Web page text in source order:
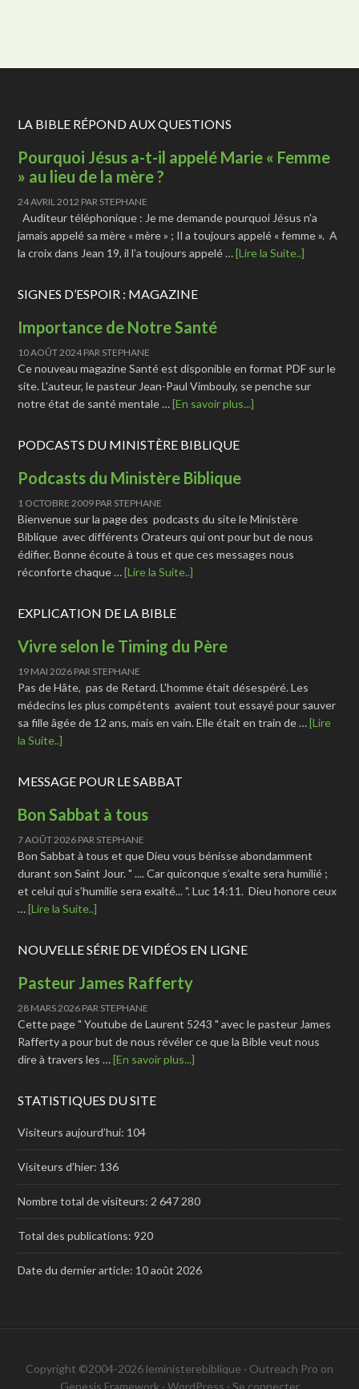
LA BIBLE RÉPOND AUX QUESTIONS
Pourquoi Jésus a-t-il appelé Marie « Femme
» au lieu de la mère ?
24 AVRIL 2012 PAR STEPHANE
Auditeur téléphonique : Je me demande pourquoi Jésus n'a
jamais appelé sa mère « mère » ; Il a toujours appelé « femme ». A
la croix dans Jean 19, il l’a toujours appelé …[Lire la Suite..]
SIGNES D’ESPOIR : MAGAZINE
Importance de Notre Santé
10 AOÛT 2024PAR STEPHANE
Ce nouveau magazine Santé est disponible en format PDF sur le
site. L'auteur, le pasteur Jean-Paul Vimbouly, se penche sur
notre état de santé mentale …[En savoir plus...]
PODCASTS DU MINISTÈRE BIBLIQUE
Podcasts du Ministère Biblique
1 OCTOBRE 2009 PAR STEPHANE
Bienvenue sur la page des podcasts du site le Ministère
Biblique avec différents Orateurs qui ont pour but de nous
édifier. Bonne écoute à tous et que ces messages nous
réconforte chaque …[Lire la Suite..]
EXPLICATION DE LA BIBLE
Vivre selon le Timing du Père
19 MAI 2026 PAR STEPHANE
Pas de Hâte, pas de Retard. L'homme était désespéré. Les
médecins les plus compétents avaient tout essayé pour sauver
sa fille âgée de 12 ans, mais en vain. Elle était en train de …[Lire
la Suite..]
MESSAGE POUR LE SABBAT
Bon Sabbat à tous
7 AOÛT 2026 PAR STEPHANE
Bon Sabbat à tous et que Dieu vous bénisse abondamment
durant son Saint Jour. " .... Car quiconque s’exalte sera humilié ;
et celui qui s’humilie sera exalté... ". Luc 14:11. Dieu honore ceux
…[Lire la Suite..]
NOUVELLE SÉRIE DE VIDÉOS EN LIGNE
Pasteur James Rafferty
28 MARS 2026 PAR STEPHANE
Cette page " Youtube de Laurent 5243 " avec le pasteur James
Rafferty a pour but de nous révéler ce que la Bible veut nous
dire à travers les …[En savoir plus...]
STATISTIQUES DU SITE
Visiteurs aujourd’hui: 104
Visiteurs d’hier: 136
Nombre total de visiteurs: 2 647 280
Total des publications:920
Date du dernier article: 10 août 2026
Copyright ©2004-2026 leministerebiblique · Outreach Pro on
Genesis Framework · WordPress · Se connecter